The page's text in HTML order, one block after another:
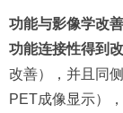
功能与影像学改善
功能连接性得到
改善），并且同
PET成像显示）